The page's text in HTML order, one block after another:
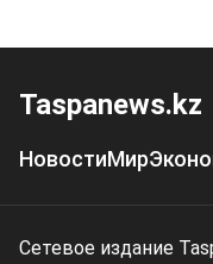
Taspanews.kz
НовостиМир
Сетевое издание